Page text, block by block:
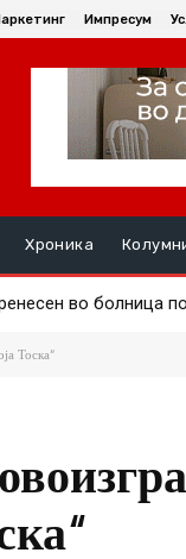
Импресум
Хроника
во болница
во Скопје –
Тоска“